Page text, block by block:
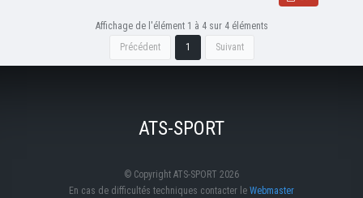
Affichage de l'élément 1 à 4 sur 4 éléments
Précédent
1 Suivant
ATS-SPORT
© Copyright ATS-SPORT 2026
En cas de difficultés techniques contacter le Webmaster